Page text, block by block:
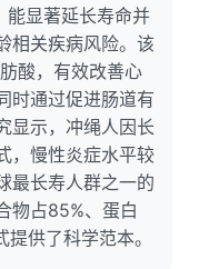
能显著延长寿命并
相关疾病风险。该
酸，有效改善心
时通过促进肠道有
显示，冲绳人因长
，慢性炎症水平较
最长寿人群之一的
物占85%、蛋白
供了科学范本。